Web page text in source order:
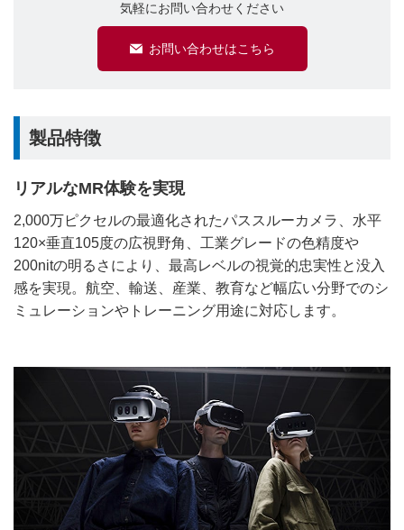
気軽にお問い合わせください
お問い合わせはこちら
製品特徴
リアルなMR体験を実現
2,000万ピクセルの最適化されたパススルーカメラ、水平
120×垂直105度の広視野角、工業グレードの色精度や
200nitの明るさにより、最高レベルの視覚的忠実性と没入
感を実現。航空、輸送、産業、教育など幅広い分野でのシ
ミュレーションやトレーニング用途に対応します。